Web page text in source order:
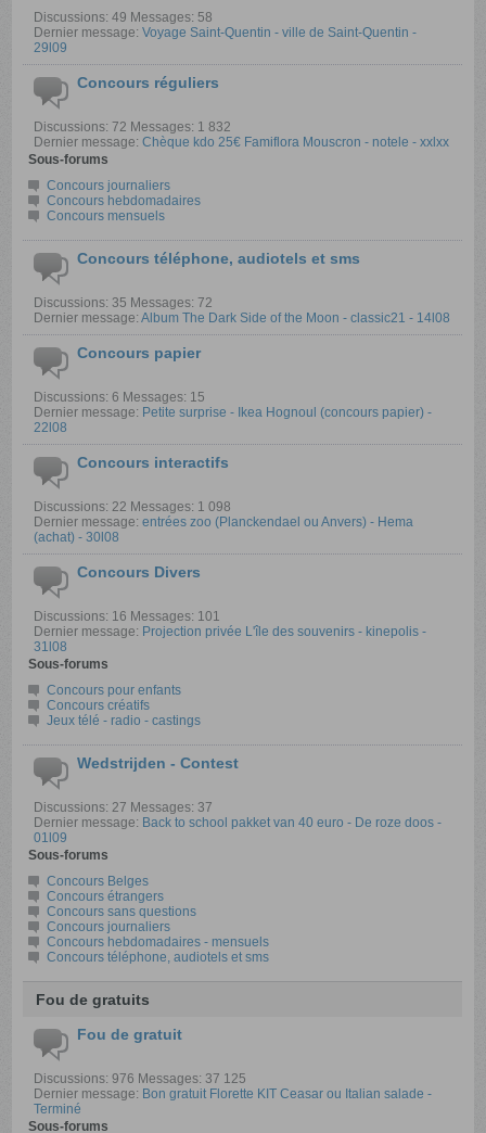
Discussions: 49 Messages: 58
Dernier message:Voyage Saint-Quentin - ville de Saint-Quentin -
29l09
Concours réguliers
Discussions: 72 Messages: 1 832
Dernier message:Chèque kdo 25€ Famiflora Mouscron - notele - xxlxx
Sous-forums
Concours journaliers
Concours hebdomadaires
Concours mensuels
Concours téléphone, audiotels et sms
Discussions: 35 Messages: 72
Dernier message:Album The Dark Side of the Moon - classic21 - 14l08
Concours papier
Discussions: 6 Messages: 15
Dernier message: Petite surprise - Ikea Hognoul (concours papier) -
22l08
Concours interactifs
Discussions: 22 Messages: 1 098
Dernier message:entrées zoo (Planckendael ou Anvers) - Hema
(achat) - 30l08
Concours Divers
Discussions: 16 Messages: 101
Dernier message: Projection privée L'île des souvenirs - kinepolis -
31l08
Sous-forums
Concours pour enfants
Concours créatifs
Jeux télé - radio - castings
Wedstrijden - Contest
Discussions: 27 Messages: 37
Dernier message: Back to school pakket van 40 euro - De roze doos -
01l09
Sous-forums
Concours Belges
Concours étrangers
Concours sans questions
Concours journaliers
Concours hebdomadaires - mensuels
Concours téléphone, audiotels et sms
Fou de gratuits
Fou de gratuit
Discussions: 976 Messages: 37 125
Dernier message: Bon gratuit Florette KIT Ceasar ou Italian salade -
Terminé
Sous-forums